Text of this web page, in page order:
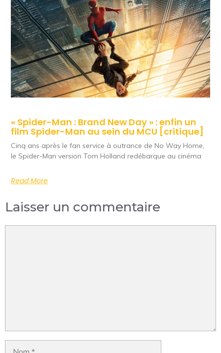
« Spider-Man : Brand New Day » : enfin un
film Spider-Man au sein du MCU [critique]
Cinq ans après le fan service à outrance de No Way Home,
le Spider-Man version Tom Holland redébarque au cinéma
Read More
Laisser un commentaire